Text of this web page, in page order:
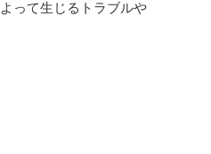
って生じるトラブルや